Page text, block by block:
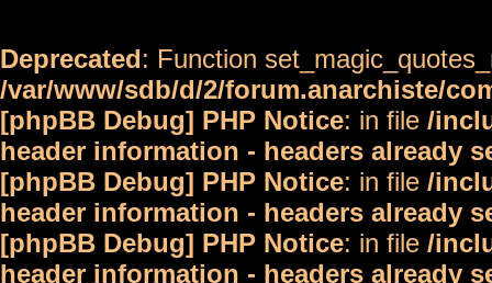
Deprecated: Function
/var/www/sdb/d/2/forum.anarchiste/
[phpBB Debug] PHP Notice: in file /
header information - headers already
[phpBB Debug] PHP Notice: in file /
header information - headers already
[phpBB Debug] PHP Notice: in file /
header information - headers already